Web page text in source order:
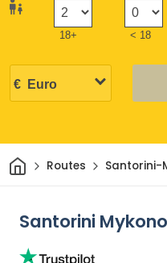
18+ < 18
ThuisRoutes Santorini-
Santorini